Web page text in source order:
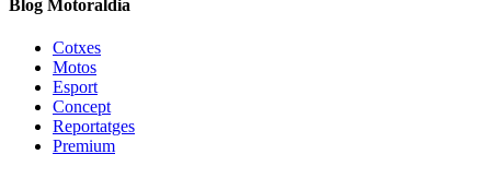
Blog Motoraldia
Cotxes
Motos
Esport
Concept
Reportatges
Premium